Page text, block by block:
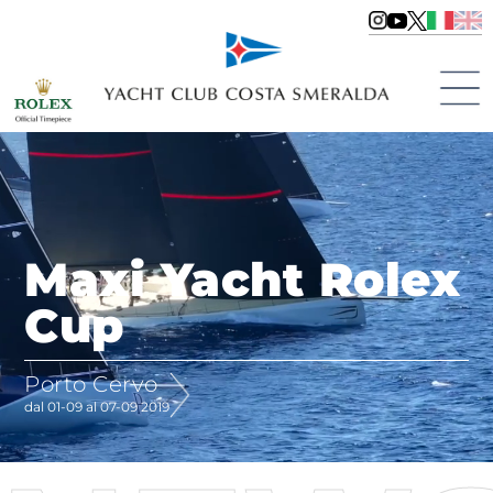
Maxi Yacht Rolex
Cup
Porto Cervo
dal 01-09 al 07-09 2019